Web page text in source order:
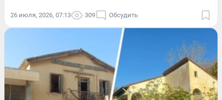
26 июля, 2026, 07:13 309 Обсудить